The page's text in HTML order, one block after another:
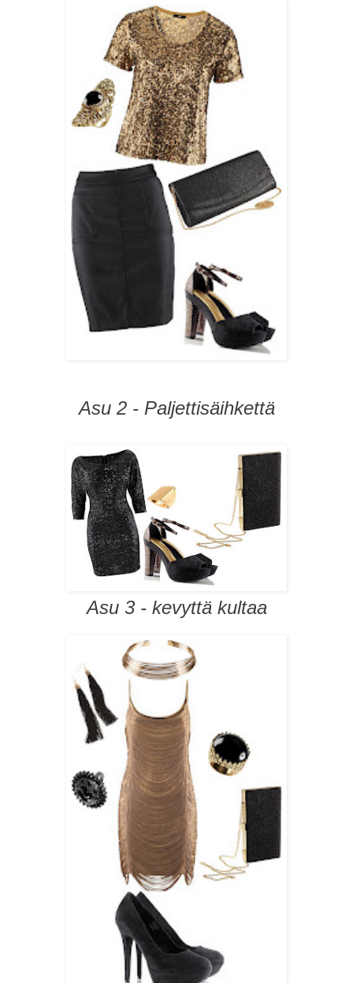
Asu 2 - Paljettisäihkettä
Asu 3- kevyttä kultaa